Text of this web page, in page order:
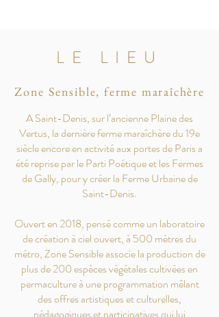
LE LIEU
Zone Sensible, ferme maraîchère
A Saint-Denis, sur l’ancienne Plaine des
Vertus, la dernière ferme maraîchère du 19e
siècle encore en activité aux portes de Paris a
été reprise par le Parti Poétique et les Fermes
de Gally, pour y créer la Ferme Urbaine de
Saint-Denis.
Ouvert en 2018, pensé comme un laboratoire
de création à ciel ouvert, à 500 mètres du
métro, Zone Sensible associe la production de
plus de 200 espèces végétales cultivées en
permaculture à une programmation mêlant
des offres artistiques et culturelles,